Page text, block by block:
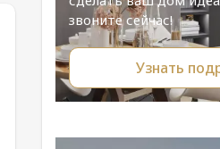
звоните сейчас!
Узнать